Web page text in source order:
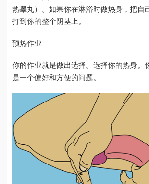
热睾丸）。如果你在淋浴时做热身，把自
打到你的整个阴茎上。
预热作业
你的作业就是做出选择。选择你的热身。
是一个偏好和方便的问题。